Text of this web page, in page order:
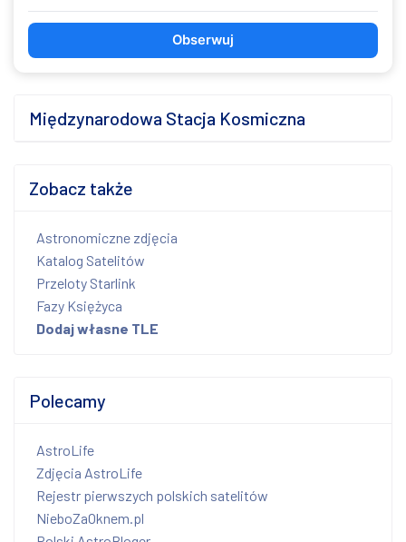
Obserwuj
Międzynarodowa Stacja Kosmiczna
Zobacz także
Astronomiczne zdjęcia
Katalog Satelitów
Przeloty Starlink
Fazy Księżyca
Dodaj własne TLE
Polecamy
AstroLife
Zdjęcia AstroLife
Rejestr pierwszych polskich satelitów
NieboZaOknem.pl